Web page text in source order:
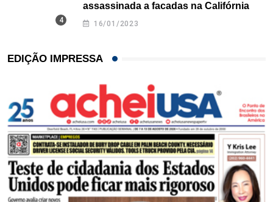
assassinada a facadas na Califórnia
16/01/2023
EDIÇÃO IMPRESSA